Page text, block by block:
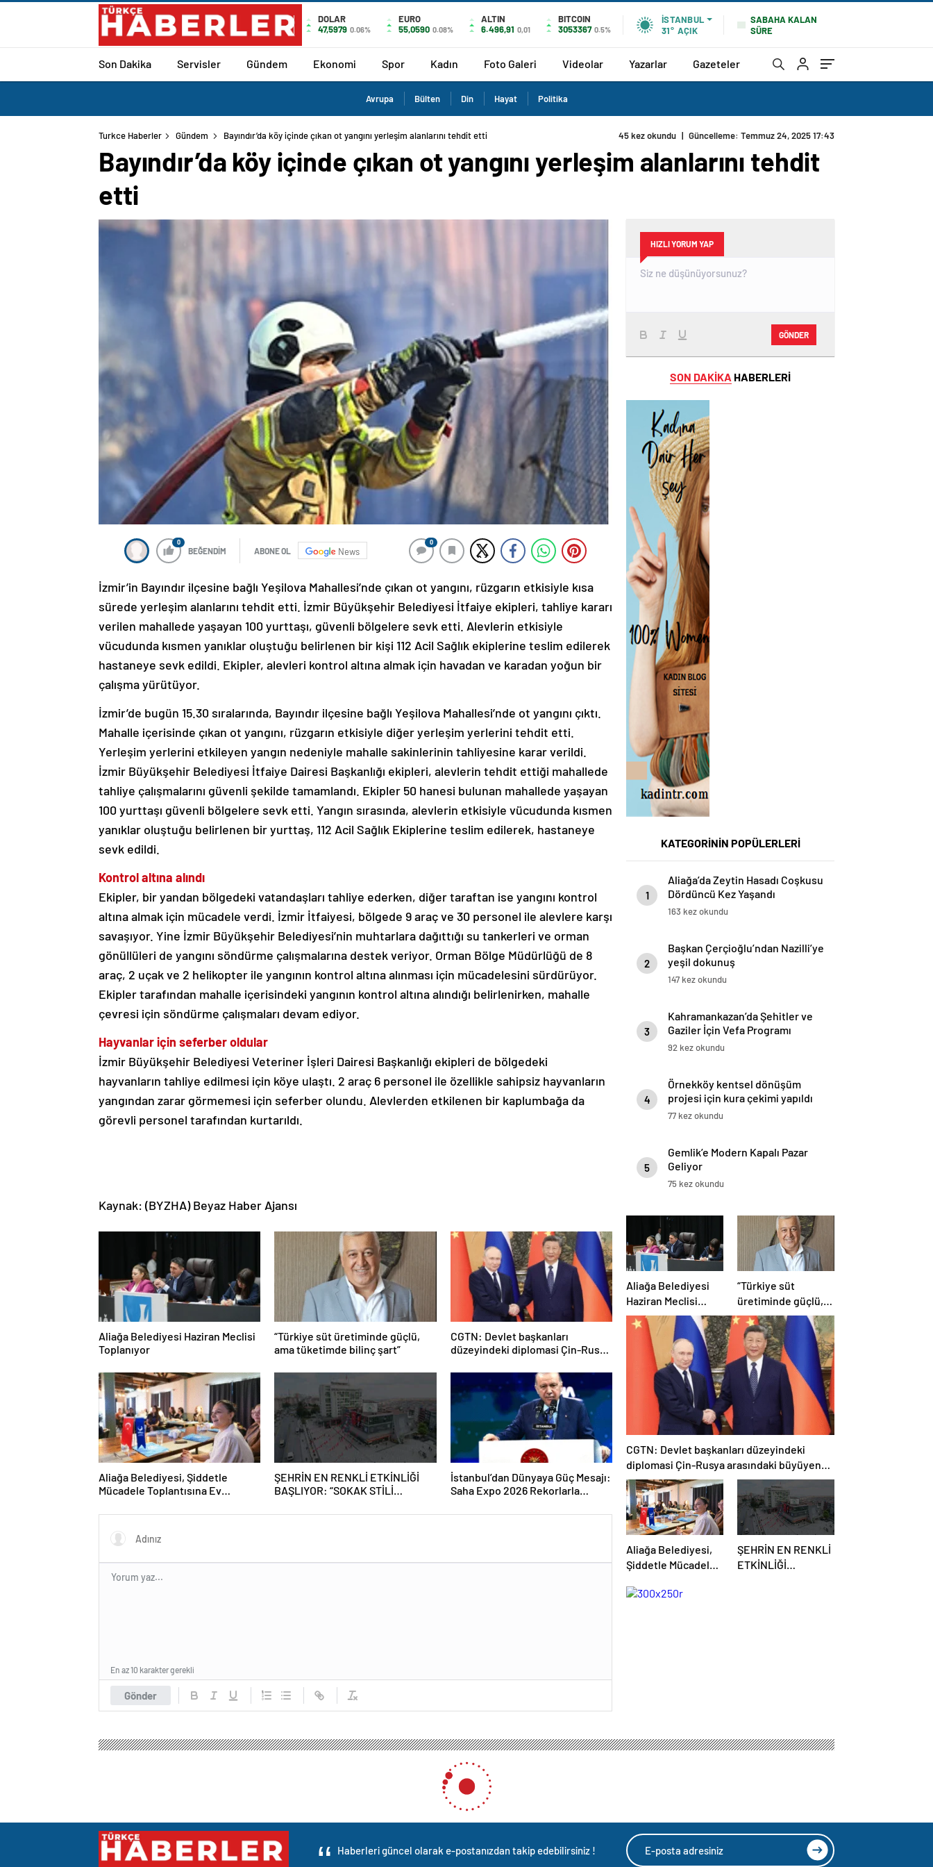
DOLAR
47,5979 0.06%
EURO
55,0590 0.08%
ALTIN
6.496,91 0,01
BITCOIN
3053367 0.5%
İSTANBUL
31° AÇIK
SABAHA KALAN
SÜRE
Son Dakika Servisler Gündem Ekonomi Spor Kadın Foto Galeri Videolar Yazarlar Gazeteler
Avrupa Bülten Din Hayat Politika
Turkce Haberler Gündem Bayındır’da köy içinde çıkan ot yangını yerleşim alanlarını tehdit etti 45 kez okundu | Güncelleme: Temmuz 24, 2025 17:43
Bayındır’da köy içinde çıkan ot yangını yerleşim alanlarını tehdit
etti
0
BEĞENDİM ABONE OL News
0
İzmir’in Bayındır ilçesine bağlı Yeşilova Mahallesi’nde çıkan ot yangını, rüzgarın etkisiyle kısa
sürede yerleşim alanlarını tehdit etti. İzmir Büyükşehir Belediyesi İtfaiye ekipleri, tahliye kararı
verilen mahallede yaşayan 100 yurttaşı, güvenli bölgelere sevk etti. Alevlerin etkisiyle
vücudunda kısmen yanıklar oluştuğu belirlenen bir kişi 112 Acil Sağlık ekiplerine teslim edilerek
hastaneye sevk edildi. Ekipler, alevleri kontrol altına almak için havadan ve karadan yoğun bir
çalışma yürütüyor.
İzmir’de bugün 15.30 sıralarında, Bayındır ilçesine bağlı Yeşilova Mahallesi’nde ot yangını çıktı.
Mahalle içerisinde çıkan ot yangını, rüzgarın etkisiyle diğer yerleşim yerlerini tehdit etti.
Yerleşim yerlerini etkileyen yangın nedeniyle mahalle sakinlerinin tahliyesine karar verildi.
İzmir Büyükşehir Belediyesi İtfaiye Dairesi Başkanlığı ekipleri, alevlerin tehdit ettiği mahallede
tahliye çalışmalarını güvenli şekilde tamamlandı. Ekipler 50 hanesi bulunan mahallede yaşayan
100 yurttaşı güvenli bölgelere sevk etti. Yangın sırasında, alevlerin etkisiyle vücudunda kısmen
yanıklar oluştuğu belirlenen bir yurttaş, 112 Acil Sağlık Ekiplerine teslim edilerek, hastaneye
sevk edildi.
Kontrol altına alındı
Ekipler, bir yandan bölgedeki vatandaşları tahliye ederken, diğer taraftan ise yangını kontrol
altına almak için mücadele verdi. İzmir İtfaiyesi, bölgede 9 araç ve 30 personel ile alevlere karşı
savaşıyor. Yine İzmir Büyükşehir Belediyesi’nin muhtarlara dağıttığı su tankerleri ve orman
gönüllüleri de yangını söndürme çalışmalarına destek veriyor. Orman Bölge Müdürlüğü de 8
araç, 2 uçak ve 2 helikopter ile yangının kontrol altına alınması için mücadelesini sürdürüyor.
Ekipler tarafından mahalle içerisindeki yangının kontrol altına alındığı belirlenirken, mahalle
çevresi için söndürme çalışmaları devam ediyor.
Hayvanlar için seferber oldular
İzmir Büyükşehir Belediyesi Veteriner İşleri Dairesi Başkanlığı ekipleri de bölgedeki
hayvanların tahliye edilmesi için köye ulaştı. 2 araç 6 personel ile özellikle sahipsiz hayvanların
yangından zarar görmemesi için seferber olundu. Alevlerden etkilenen bir kaplumbağa da
görevli personel tarafından kurtarıldı.
Kaynak: (BYZHA) Beyaz Haber Ajansı
Aliağa Belediyesi Haziran Meclisi
Toplanıyor
“Türkiye süt üretiminde güçlü,
ama tüketimde bilinç şart”
CGTN: Devlet başkanları
düzeyindeki diplomasi Çin-Rusya
güçlendiriyor
Aliağa Belediyesi, Şiddetle
Mücadele Toplantısına Ev
ŞEHRİN EN RENKLİ ETKİNLİĞİ
BAŞLIYOR: “SOKAK STİLİ
GAZİOSMANPAŞA’DA YAŞANACAK
İstanbul’dan Dünyaya Güç Mesajı:
Saha Expo 2026 Rekorlarla
Gönder
En az 10 karakter gerekli
HIZLI YORUM YAP
GÖNDER
SON DAKİKA HABERLERİ
KATEGORİNİN POPÜLERLERİ
1
Aliağa’da Zeytin Hasadı Coşkusu
Dördüncü Kez Yaşandı
163 kez okundu
2
Başkan Çerçioğlu’ndan Nazilli’ye
yeşil dokunuş
147 kez okundu
3
Kahramankazan’da Şehitler ve
Gaziler İçin Vefa Programı
92 kez okundu
4
Örnekköy kentsel dönüşüm
projesi için kura çekimi yapıldı
77 kez okundu
5
Gemlik’e Modern Kapalı Pazar
Geliyor
75 kez okundu
Aliağa Belediyesi
Haziran Meclisi
Toplanıyor
“Türkiye süt
üretiminde güçlü,
ama tüketimde
bilinç şart”
CGTN: Devlet başkanları düzeyindeki
diplomasi Çin-Rusya arasındaki büyüyen
ortaklığı güçlendiriyor
Aliağa Belediyesi,
Şiddetle Mücadele
Sahipliği Yaptı
ŞEHRİN EN RENKLİ
ETKİNLİĞİ
Haberleri güncel olarak e-postanızdan takip edebilirsiniz !